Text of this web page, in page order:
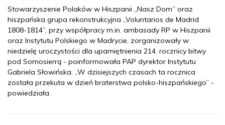
Stowarzyszenie Polaków w Hiszpanii „Nasz Dom” oraz
hiszpańska grupa rekonstrukcyjna „Voluntarios de Madrid
1808-1814”, przy współpracy m.in. ambasady RP w Hiszpanii
oraz Instytutu Polskiego w Madrycie, zorganizowały w
niedzielę uroczystości dla upamiętnienia 214. rocznicy bitwy
pod Somosierrą - poinformowała PAP dyrektor Instytutu
Gabriela Słowińska. „W dzisiejszych czasach ta rocznica
została przekuta w dzień braterstwa polsko-hiszpańskiego” -
powiedziała.